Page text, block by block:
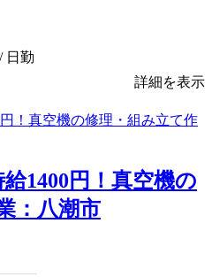
日勤
詳細を表示
1400円！真空機の
：八潮市